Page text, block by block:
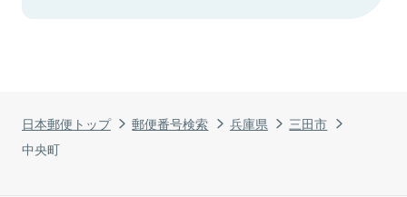
日本郵便トップ 郵便番号検索 兵庫県
三田市
中央町